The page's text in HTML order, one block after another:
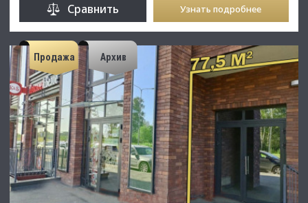
Сравнить Узнать подробнее
Продажа Архив